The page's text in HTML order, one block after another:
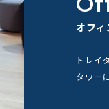
オフ
トレイ
タワー